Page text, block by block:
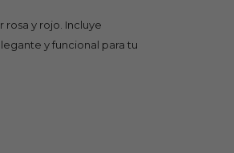
rosa y rojo. Incluye
y funcional para tu